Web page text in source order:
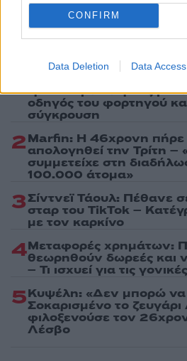
CONFIRM
Data Deletion Data Access
τροχαίο με νεκρούς
οδηγός του φορτηγού
σύγκρουση
2Marfin: Η 46χρονη πήρε
απολογηθεί την Τρίτη –
συμμετείχε στη
100.000 άτομα»
3Σίντνεϊ Τάουλ: Πέθανε
σταρ του TikTok –
με τον καρκίνο
4Μεταφορές χρημάτων:
θεωρηθούν δωρεές και
– Τι ισχυεί για τις
5Κυψέλη: «Δεν μπορώ να
Σοκαρισμένο το
φιλοξενούσε τον
Λέσβο